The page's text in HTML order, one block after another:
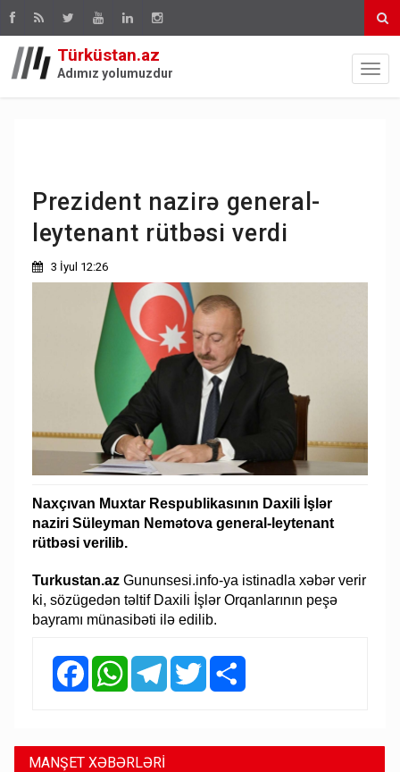
Türküstan.az
Adımız yolumuzdur
Prezident nazirə general-
leytenant rütbəsi verdi
3 İyul 12:26
Naxçıvan Muxtar Respublikasının Daxili İşlər
naziri Süleyman Nemətova general-leytenant
rütbəsi verilib.
Turkustan.azGununsesi.info-ya istinadla xəbər verir
ki, sözügedən təltif Daxili İşlər Orqanlarının peşə
bayramı münasibəti ilə edilib.
FacebookWhatsAppTelegramTwitter
MANŞET XƏBƏRLƏRİ